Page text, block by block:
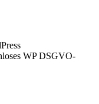
WP DSGVO-